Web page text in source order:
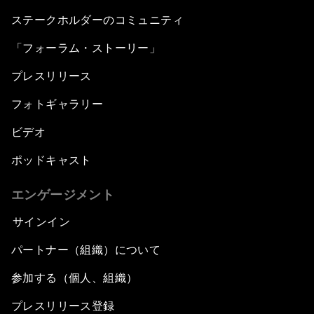
ステークホルダーのコミュニティ
「フォーラム・ストーリー」
プレスリリース
フォトギャラリー
ビデオ
ポッドキャスト
エンゲージメント
サインイン
パートナー（組織）について
参加する（個人、組織）
プレスリリース登録